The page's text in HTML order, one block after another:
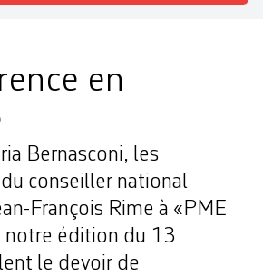
en
Bernasconi, les
conseiller national
François Rime à «PME
notre édition du 13
le devoir de